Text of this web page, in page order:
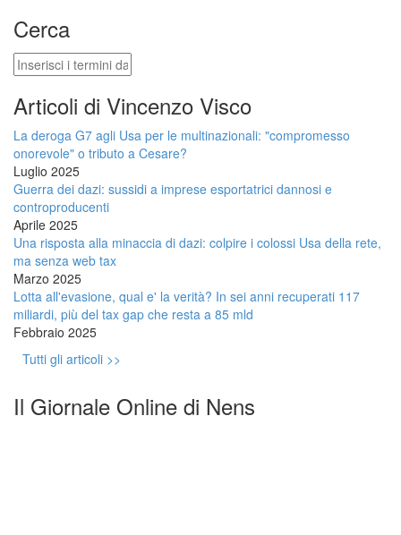
Cerca
Cerca
Articoli di Vincenzo Visco
La deroga G7 agli Usa per le multinazionali: "compromesso
onorevole" o tributo a Cesare?
Luglio 2025
Guerra dei dazi: sussidi a imprese esportatrici dannosi e
controproducenti
Aprile 2025
Una risposta alla minaccia di dazi: colpire i colossi Usa della rete,
ma senza web tax
Marzo 2025
Lotta all'evasione, qual e' la verità? In sei anni recuperati 117
miliardi, più del tax gap che resta a 85 mld
Febbraio 2025
Tutti gli articoli >>
Il Giornale Online di Nens